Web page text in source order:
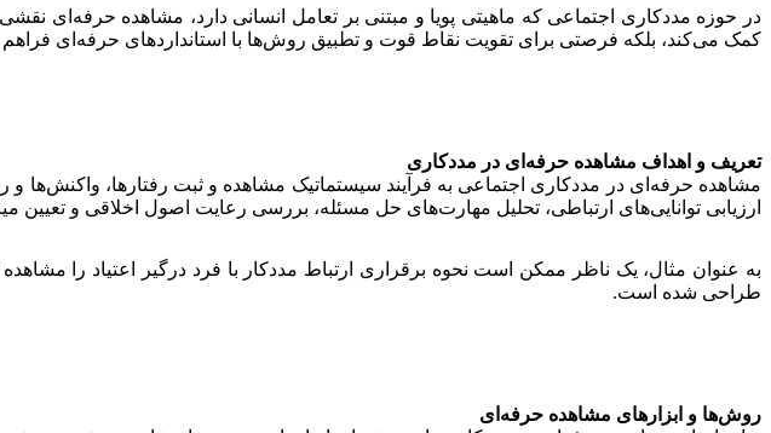
در حوزه مددکاری اجتماعی که ماهیتی پویا و مبتنی بر تعامل انسانی دارد، مشاهده حرفه‌ای
کمک می‌کند، بلکه فرصتی برای تقویت نقاط قوت و تطبیق روش‌ها با استانداردهای حرفه‌ای
تعریف و اهداف مشاهده حرفه‌ای در مددکاری
مشاهده حرفه‌ای در مددکاری اجتماعی به فرآیند سیستماتیک مشاهده و ثبت رفتارها، واکنش‌ها
ارزیابی توانایی‌های ارتباطی، تحلیل مهارت‌های حل مسئله، بررسی رعایت اصول اخلاقی و تعیین
به عنوان مثال، یک ناظر ممکن است نحوه برقراری ارتباط مددکار با فرد درگیر اعتیاد را
طراحی شده است.
روش‌ها و ابزارهای مشاهده حرفه‌ای